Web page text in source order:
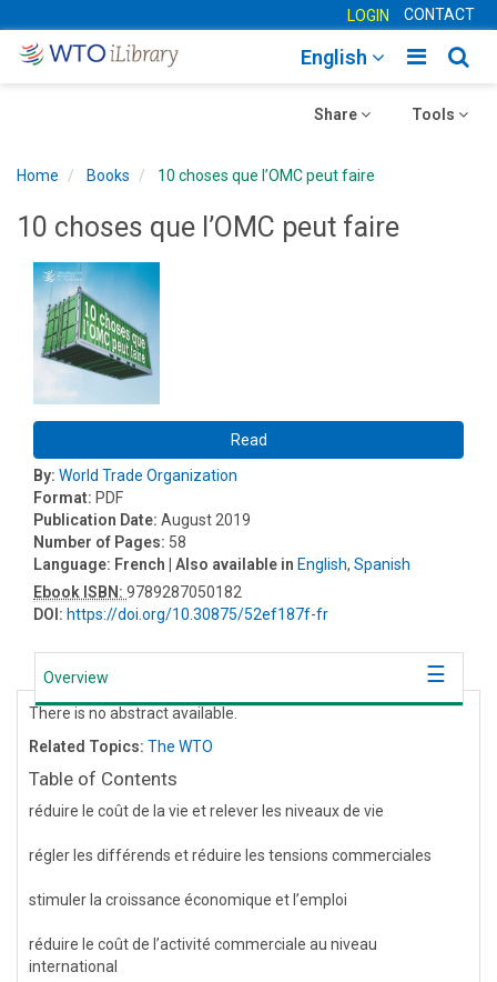
LOGIN CONTACT
Toggle
English
Toggle
Tools
Toggle
Share
Home Books 10 choses que l’OMC peut faire
10 choses que l’OMC peut faire
Read
By: World Trade Organization
Format: PDF
Publication Date: August 2019
Number of Pages: 58
Language: French | Also available in English, Spanish
Ebook ISBN: 9789287050182
DOI: https://doi.org/10.30875/52ef187f-fr
Overview
There is no abstract available.
Related Topics: The WTO
Table of Contents
réduire le coût de la vie et relever les niveaux de vie
régler les différends et réduire les tensions commerciales
stimuler la croissance économique et l’emploi
réduire le coût de l’activité commerciale au niveau
international